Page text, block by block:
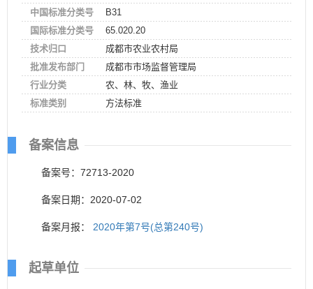
中国标准分类号
B31
国际标准分类号
65.020.20
技术归口
成都市农业农村局
批准发布部门
成都市市场监督管理局
行业分类
农、林、牧、渔业
标准类别
方法标准
备案信息
备案号：72713-2020
备案日期：2020-07-02
备案月报： 2020年第7号(总第240号)
起草单位